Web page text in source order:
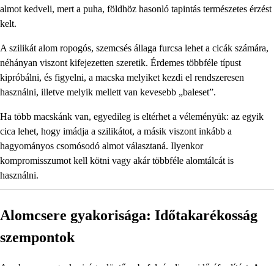
almot kedveli, mert a puha, földhöz hasonló tapintás természetes érzést
kelt.
A szilikát alom ropogós, szemcsés állaga furcsa lehet a cicák számára,
néhányan viszont kifejezetten szeretik. Érdemes többféle típust
kipróbálni, és figyelni, a macska melyiket kezdi el rendszeresen
használni, illetve melyik mellett van kevesebb „baleset”.
Ha több macskánk van, egyedileg is eltérhet a véleményük: az egyik
cica lehet, hogy imádja a szilikátot, a másik viszont inkább a
hagyományos csomósodó almot választaná. Ilyenkor
kompromisszumot kell kötni vagy akár többféle alomtálcát is
használni.
Alomcsere gyakorisága: Időtakarékosság
szempontok